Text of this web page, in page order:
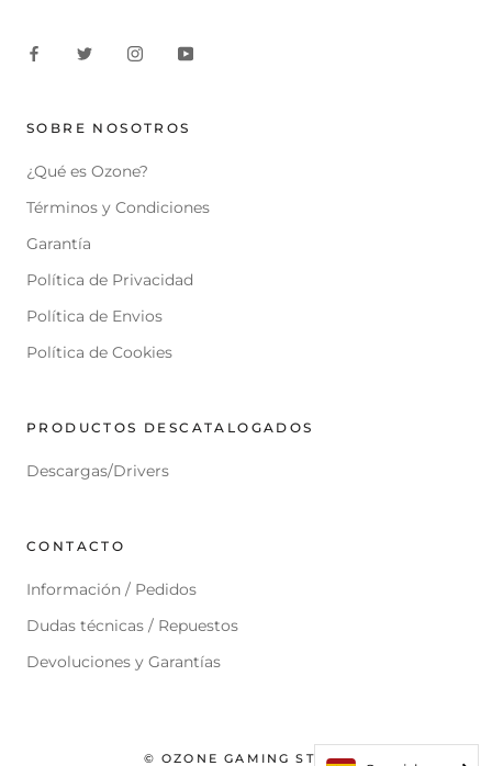
SOBRE NOSOTROS
¿Qué es Ozone?
Términos y Condiciones
Garantía
Política de Privacidad
Política de Envios
Política de Cookies
PRODUCTOS DESCATALOGADOS
Descargas/Drivers
CONTACTO
Información / Pedidos
Dudas técnicas / Repuestos
Devoluciones y Garantías
© OZONE GAMING STORE